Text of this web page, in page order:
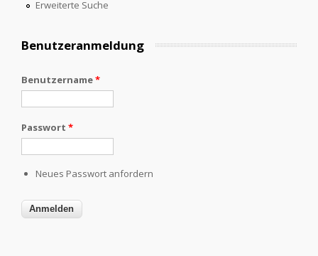
Erweiterte Suche
Benutzeranmeldung
Benutzername*
Passwort *
Neues Passwort anfordern